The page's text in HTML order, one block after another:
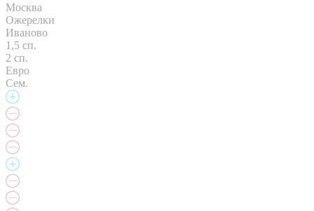
Москва
Ожерелки
Иваново
1,5 сп.
2 сп.
Евро
Сем.